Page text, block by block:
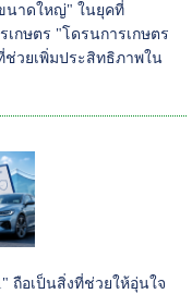
นาดใหญ่" ในยุคที่
กษตร "โดรนการเกษตร
วยเพิ่มประสิทธิภาพใน
ถือเป็นสิ่งที่ช่วยให้อุ่นใจ